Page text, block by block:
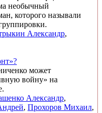
необычный
которого называли
Александр,
может
войну» на
Александр,
, Прохоров Михаил,